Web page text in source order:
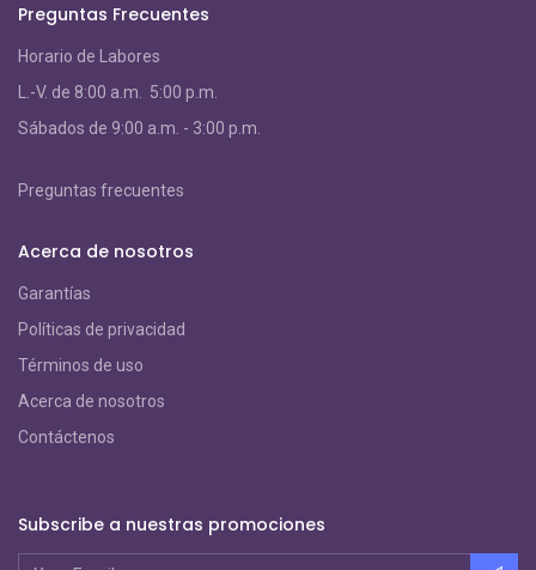
Preguntas Frecuentes
Horario de Labores
L.-V. de 8:00 a.m. 5:00 p.m.
Sábados de 9:00 a.m. - 3:00 p.m.
Preguntas frecuentes
Acerca de nosotros
Garantías
Políticas de privacidad
Términos de uso
Acerca de nosotros
Contáctenos
Subscribe a nuestras promociones